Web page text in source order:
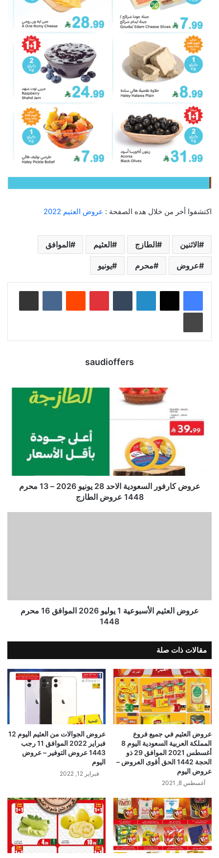
اكتشفوا أخر من خلال هده الصفحة : عروض العثيم 2022
الاثنين الطازج العثيم الموافق
عروض محرم يونيو
لينكدإن بينتيريست
saudioffers
عروض كارفور السعودية الاحد 28 يونيو 2026 – 13 محرم
1448 عروض الطازج
عروض العثيم الأسبوعية 1 يوليو 2026 الموافق 16 محرم
1448
مقالات ذات صلة
عروض العثيم في جميع فروع
المملكة العربية السعودية اليوم 8
أغسطس 2021 الموافق 29 ذو
الحجة 1442 الحق أقوى العروض –
عروض اليوم
أغسطس 8, 2021
عروض الجوالات من العثيم اليوم 12
فبراير 2022 الموافق 11 رجب
1443 عروض التوفير – عروض
اليوم
فبراير 12, 2022